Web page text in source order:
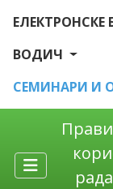
ЕЛЕКТРОНСКЕ
ВОДИЧ
СЕМИНАРИ И